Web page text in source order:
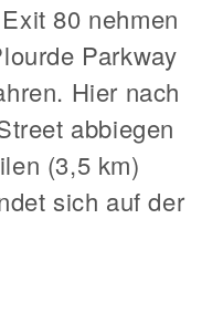
80 nehmen
Parkway
Hier nach
abbiegen
(3,5 km)
sich auf der